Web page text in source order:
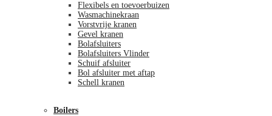
Flexibels en toevoerbuizen
Wasmachinekraan
Vorstvrije kranen
Gevel kranen
Bolafsluiters
Bolafsluiters Vlinder
Schuif afsluiter
Bol afsluiter met aftap
Schell kranen
Boilers